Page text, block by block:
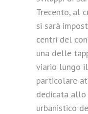
Trecento, al
si sarà
centri del
una delle
viario lungo
particolare
dedicata
urbanistico